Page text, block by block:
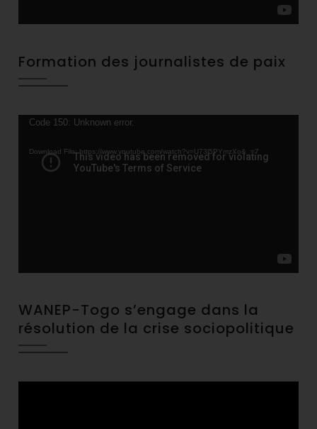
Formation des journalistes de paix
Video
Code 150: Unknown error.
Download File: https://www.youtube.com/watch?v=U73l5PYmzXo&_=7
WANEP-Togo s’engage dans la
résolution de la crise sociopolitique